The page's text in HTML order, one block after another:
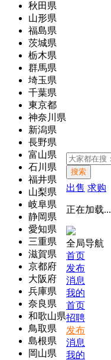
秋田県
山形県
福島県
茨城県
栃木県
群馬県
埼玉県
千葉県
東京都
神奈川県
新潟県
長野県
富山県
石川県
福井県
山梨県
岐阜県
静岡県
愛知県
三重県
滋賀県
京都府
大阪府
兵庫県
奈良県
和歌山県
鳥取県
島根県
岡山県
搜索
出售 求购
正在加载...
全局导航
首页
发布
消息
我的
首页
招聘
发布
消息
我的